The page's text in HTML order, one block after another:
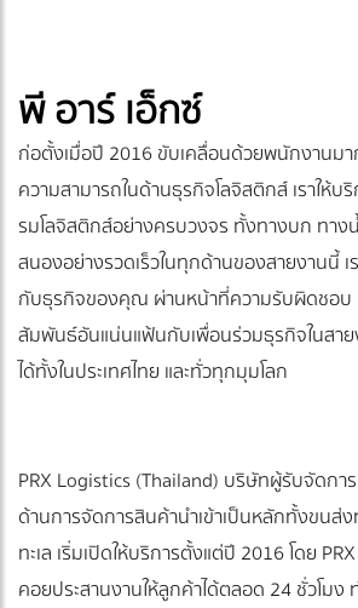
พี อาร์ เอ็กซ์
ก่อตั้งเมื่อปี 2016 ขับเคลื่อนด้วยพนักงานม
ความสามารถในด้านธุรกิจโลจิสติกส์ เราให้บ
รมโลจิสติกส์อย่างครบวงจร ทั้งทางบก ทาง
สนองอย่างรวดเร็วในทุกด้านของสายงานนี้ เ
กับธุรกิจของคุณ ผ่านหน้าที่ความรับผิดชอบ
สัมพันธ์อันแน่นแฟ้นกับเพื่อนร่วมธุรกิจในสา
ได้ทั้งในประเทศไทย และทั่วทุกมุมโลก
PRX Logistics (Thailand) บริษัทผู้รับจัดก
ด้านการจัดการสินค้านำเข้าเป็นหลักทั้งขนส่ง
ทะเล เริ่มเปิดให้บริการตั้งแต่ปี 2016 โดย
คอยประสานงานให้ลูกค้าได้ตลอด 24 ชั่วโมง